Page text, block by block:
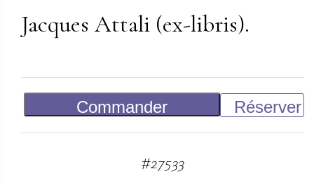
Jacques Attali (ex-libris).
Commander
Réserver
#27533